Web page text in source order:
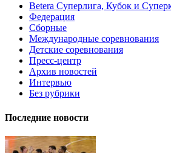
Betera Суперлига, Кубок и
Федерация
Сборные
Международные соревнования
Детские соревнования
Пресс-центр
Архив новостей
Интервью
Без рубрики
Последние новости